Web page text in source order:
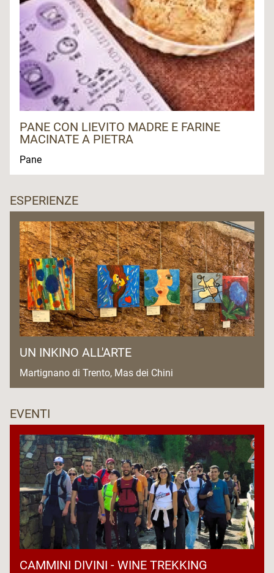
PANE CON LIEVITO MADRE E FARINE
MACINATE A PIETRA
Pane
ESPERIENZE
UN INKINO ALL'ARTE
Martignano di Trento, Mas dei Chini
EVENTI
CAMMINI DIVINI - WINE TREKKING